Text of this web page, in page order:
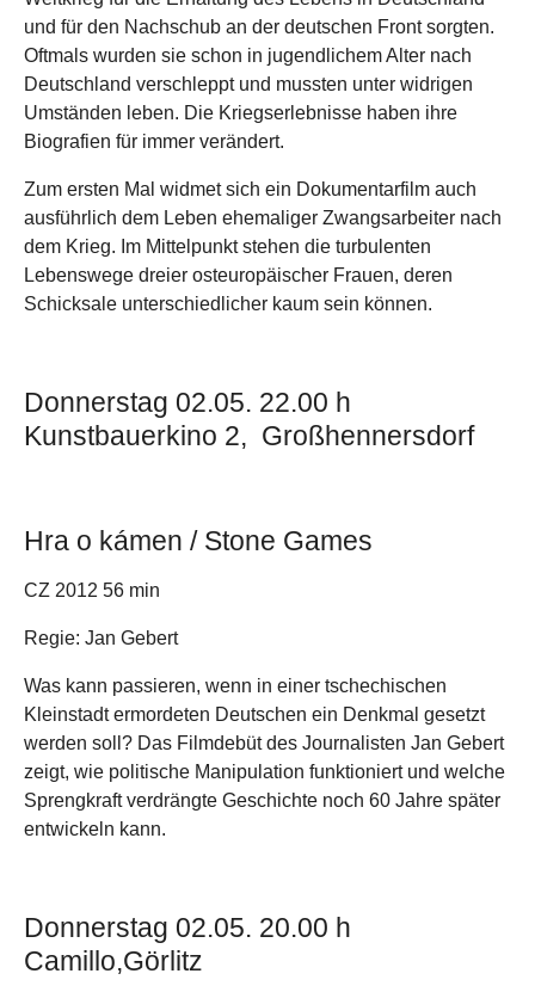
und für den Nachschub an der deutschen Front sorgten.
Oftmals wurden sie schon in jugendlichem Alter nach
Deutschland verschleppt und mussten unter widrigen
Umständen leben. Die Kriegserlebnisse haben ihre
Biografien für immer verändert.
Zum ersten Mal widmet sich ein Dokumentarfilm auch
ausführlich dem Leben ehemaliger Zwangsarbeiter nach
dem Krieg. Im Mittelpunkt stehen die turbulenten
Lebenswege dreier osteuropäischer Frauen, deren
Schicksale unterschiedlicher kaum sein können.
Donnerstag 02.05. 22.00 h
Kunstbauerkino 2, Großhennersdorf
Hra o kámen / Stone Games
CZ 2012 56 min
Regie: Jan Gebert
Was kann passieren, wenn in einer tschechischen
Kleinstadt ermordeten Deutschen ein Denkmal gesetzt
werden soll? Das Filmdebüt des Journalisten Jan Gebert
zeigt, wie politische Manipulation funktioniert und welche
Sprengkraft verdrängte Geschichte noch 60 Jahre später
entwickeln kann.
Donnerstag 02.05. 20.00 h
Camillo,Görlitz